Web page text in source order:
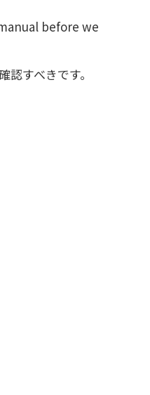
before we
すべきです。